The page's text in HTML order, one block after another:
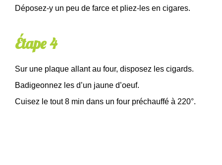
Déposez-y un peu de farce et pliez-les en cigares.
Étape 4
Sur une plaque allant au four, disposez les cigards.
Badigeonnez les d’un jaune d’oeuf.
Cuisez le tout 8 min dans un four préchauffé à 220°.